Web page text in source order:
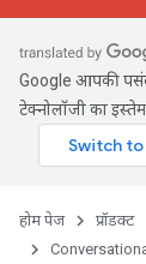
Google आपकी
टेक्नोलॉजी का
होम पेज प्रॉडक्ट